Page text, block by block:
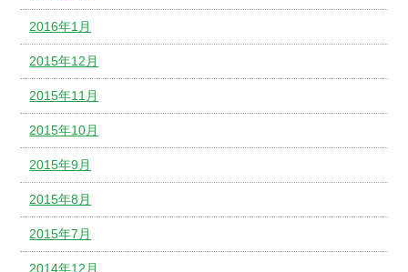
2016年1月
2015年12月
2015年11月
2015年10月
2015年9月
2015年8月
2015年7月
2014年12月